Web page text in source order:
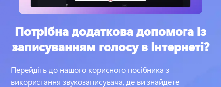
Потрібна додаткова допомога із
записуванням голосу в Інтернеті?
Перейдіть до нашого корисного посібника з
використання звукозаписувача, де ви знайдете